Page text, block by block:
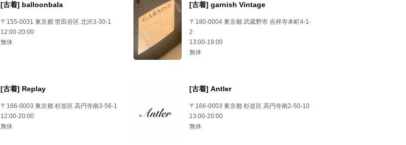
[古着] balloonbala
〒155-0031 東京都 世田谷区 北沢3-30-1
12:00-20:00
無休
[古着] garnish Vintage
〒180-0004 東京都 武蔵野市 吉祥寺本町4-1-
2
13:00-19:00
無休
[古着] Replay
〒166-0003 東京都 杉並区 高円寺南3-56-1
12:00-20:00
無休
[古着] Antler
〒166-0003 東京都 杉並区 高円寺南2-50-10
13:00-20:00
無休